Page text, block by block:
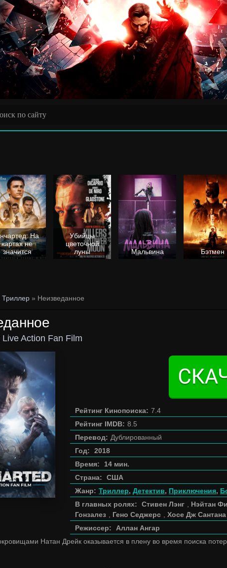
На
картах не
значится
Убийцы
цветочной
луны
Мальвина Бэтмен
Триллер » Неизведанное
Action Fan Film
Рейтинг Кинопоиска: 7.4
Рейтинг IMDB: 8.5
Перевод: Дублированный
Год:
2018
Время:
14 мин.
Страна:
США
Жанр: Триллер, Детектив, Приключения,
В главных ролях:
Стивен Лэнг Нэйтан
Гонзалез
Гено Седжерс
Хосе Дж Сантана
Режиссер:
Аллан Ангар
Натан Дрейк оказывается в плену во время поиска